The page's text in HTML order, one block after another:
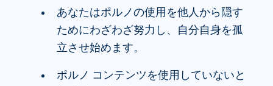
あなたはポルノの使用を他人から隠す
ためにわざわざ努力し、自分自身を孤
立させ始めます。
ポルノ コンテンツを使用していないと